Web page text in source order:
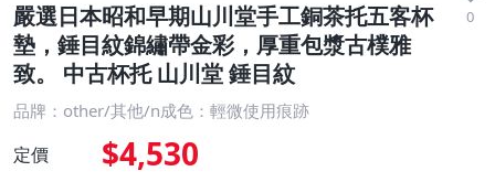
嚴選日本昭和早期山川堂手工銅茶托五客杯
墊，錘目紋錦繡帶金彩，厚重包漿古樸雅
致。 中古杯托 山川堂 錘目紋
0
品牌：other/其他/n成色：輕微使用痕跡
定價 $4,530